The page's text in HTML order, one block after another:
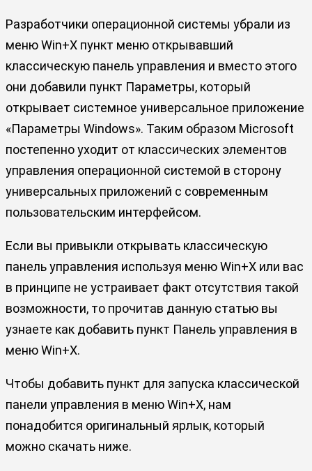
Разработчики операционной системы убрали из
меню Win+X пункт меню открывавший
классическую панель управления и вместо этого
они добавили пункт Параметры, который
открывает системное универсальное приложение
«Параметры Windows». Таким образом Microsoft
постепенно уходит от классических элементов
управления операционной системой в сторону
универсальных приложений с современным
пользовательским интерфейсом.
Если вы привыкли открывать классическую
панель управления используя меню Win+X или вас
в принципе не устраивает факт отсутствия такой
возможности, то прочитав данную статью вы
узнаете как добавить пункт Панель управления в
меню Win+X.
Чтобы добавить пункт для запуска классической
панели управления в меню Win+X, нам
понадобится оригинальный ярлык, который
можно скачать ниже.